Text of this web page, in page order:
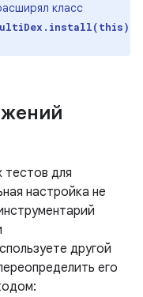
класс
тестов для
настройка не
другой
его